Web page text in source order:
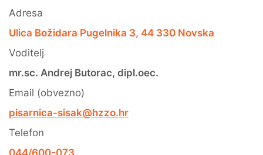
Adresa
Ulica Božidara Pugelnika 3, 44 330 Novska
Voditelj
mr.sc. Andrej Butorac, dipl.oec.
Email (obvezno)
pisarnica-sisak@hzzo.hr
Telefon
044/600-073